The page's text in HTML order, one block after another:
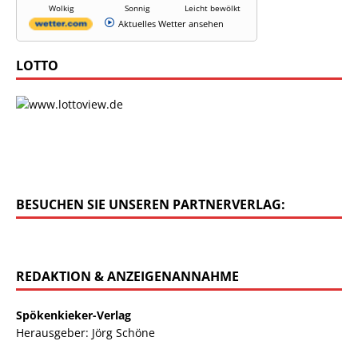
Wolkig
Sonnig
Leicht bewölkt
Aktuelles Wetter ansehen
LOTTO
BESUCHEN SIE UNSEREN PARTNERVERLAG:
REDAKTION & ANZEIGENANNAHME
Spökenkieker-Verlag
Herausgeber: Jörg Schöne